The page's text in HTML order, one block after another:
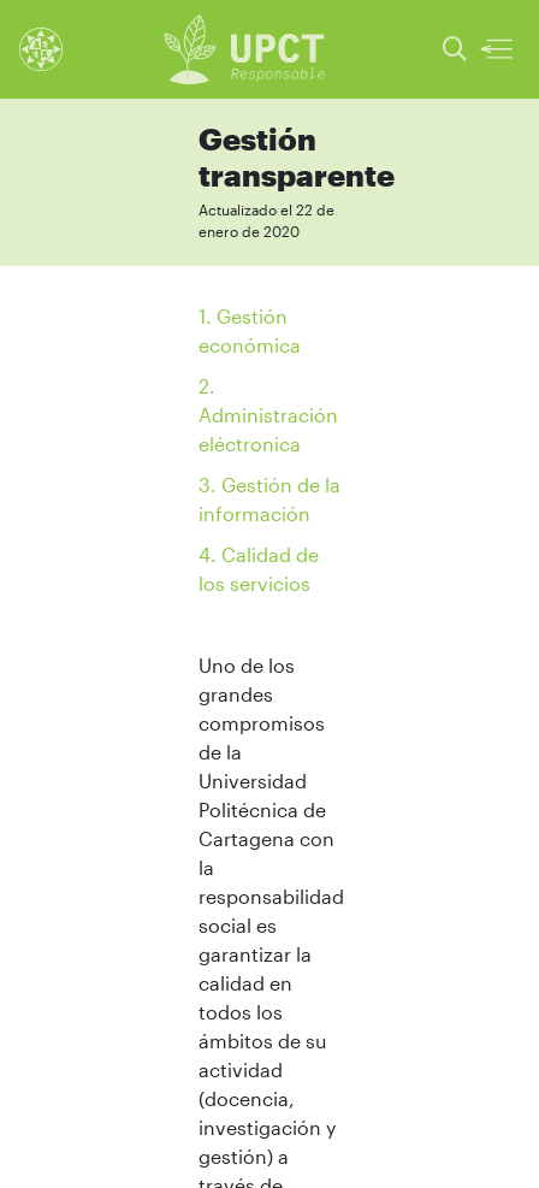
Gestión
transparente
Actualizado el 22 de
enero de 2020
1. Gestión
económica
2.
Administración
eléctronica
3. Gestión de la
información
4. Calidad de
los servicios
Uno de los
grandes
compromisos
de la
Universidad
Politécnica de
Cartagena con
la
responsabilidad
social es
garantizar la
calidad en
todos los
ámbitos de su
actividad
(docencia,
investigación y
gestión) a